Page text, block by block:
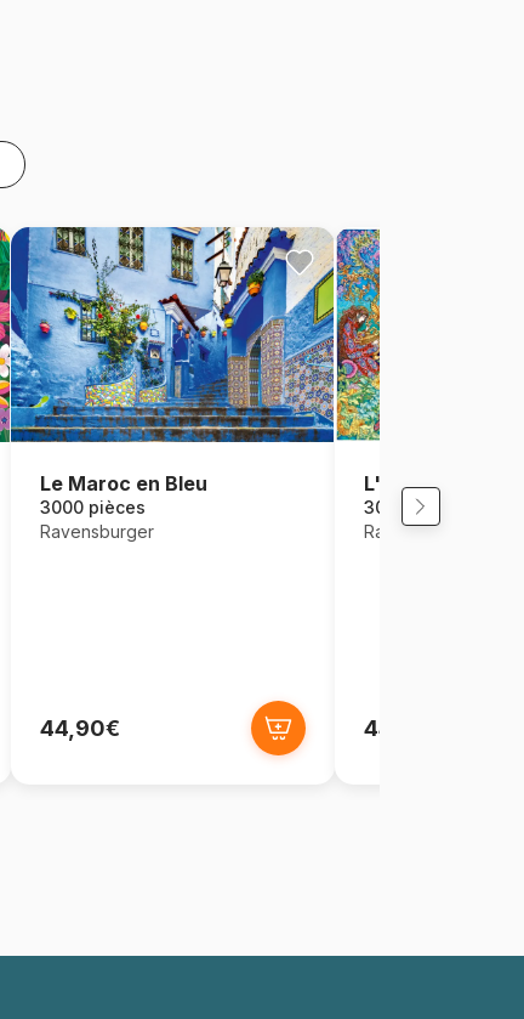
Le Maroc en Bleu
3000 pièces
Ravensburger
44,90€
L'espoir de
3000 pièces
Ravensburger
44,90€